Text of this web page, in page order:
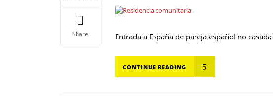
Share Entrada a España de pareja español no
CONTINUE READING